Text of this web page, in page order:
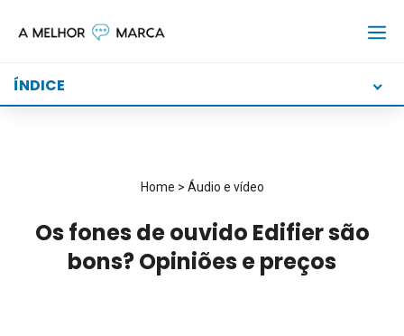
ÍNDICE
Home > Áudio e vídeo
Os fones de ouvido Edifier são
bons? Opiniões e preços